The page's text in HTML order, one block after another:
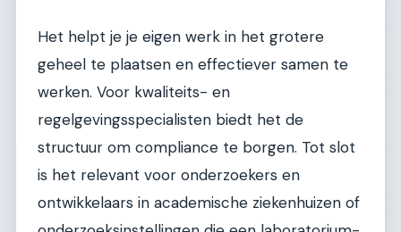
Het helpt je je eigen werk in het grotere
geheel te plaatsen en effectiever samen te
werken. Voor kwaliteits- en
regelgevingsspecialisten biedt het de
structuur om compliance te borgen. Tot slot
is het relevant voor onderzoekers en
ontwikkelaars in academische ziekenhuizen of